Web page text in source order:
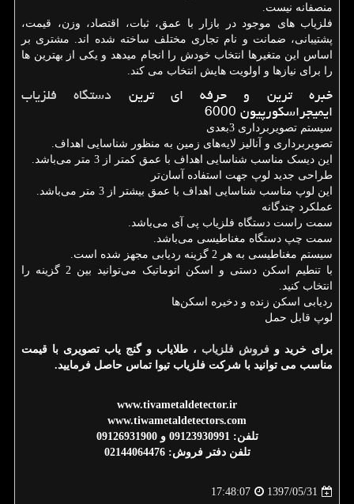
منصفانه نیست.
فلزیاب های موجود در بازار با عمق، ثبات، اقتصاد، وزن، قیمت،
پشتیبانی، ضمانت و نام تجاری مختلف ساخته شده اند. مشتری بر
اساس این متغیرها انتخاب خودش را انجام میدهد و یکی از بهترین ها
را برای نیازها و اولویت هایش انتخاب می کند.
خبره ترین و حرفه ای ترین دستگاه فلزیاب
ایمیجراسکورپیون 6000
سیستم تصویربرداری 3بعدی
تصویربرداری و آنالیز لایه‌های زمین به منظور شناسایی اهداف.
این دیسک مناسب شناسایی اهداف با عمق کمتر از 3 متر می‌باشد.
طراحی جدید لوپ جهت استفاده آسان‌تر
این لوپ مناسب شناسایی اهداف با عمق بیشتر از 3 متر می‌باشد.
عملکرد چندگانه
سمت راست دستگاه فلزیاب پی آی می‌باشد.
سمت چپ دستگاه مغناطیسی می‌باشد.
سیستم مغناطیسی به هر 2 گزینه ردیابی مجهز شده است.
با تنطیم اسکن دستی و اسکن اتوماتیک می‌توانید بین 2 گزینه را
انتخاب کنید.
ردیابی اسکن زنده و دخیره اسکن‌ها
لوپ قابل حمل
برای خرید و فروش فلزیاب ، طلایاب و گنج یاب تصویری با قیمت
مناسب می توانید با شرکت فلزیاب تیوا تماس حاصل فرمایید.
www.tivametaldetector.ir
www.tiwametaldetectors.com
تلفن: 09123930991 و 09126931900
تلفن دفتر فروش: 02144064476
1397/05/31
17:48:07